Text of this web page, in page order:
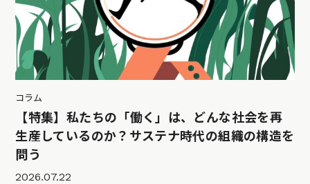
コラム
【特集】私たちの「働く」は、どんな社会を再
生産しているのか？サステナ時代の組織の構造を
問う
2026.07.22